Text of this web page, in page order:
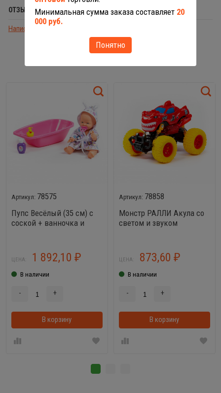
ОТЗЫВЫ (0)
Написать отзыв
78575
Пупс Весёлый (35 см) с
соской + ванночка и
ЦЕНА: 1 892,10 ₽
В наличии
- +
В корзину В корзинке
78858
Монстр РАЛЛИ Акула со
светом и звуком
ЦЕНА: 873,60 ₽
В наличии
- +
В корзину
Минимальная сумма заказа составляет 20
000 руб.
Понятно